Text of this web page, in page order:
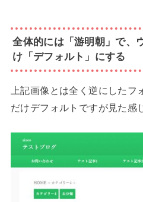
全体的には「游明朝」で、
け「デフォルト」にする
上記画像とは全く逆にした
だけデフォルトですが見た感